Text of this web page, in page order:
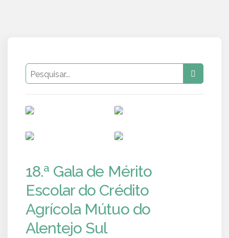
18.ª Gala de Mérito
Escolar do Crédito
Agrícola Mútuo do
Alentejo Sul